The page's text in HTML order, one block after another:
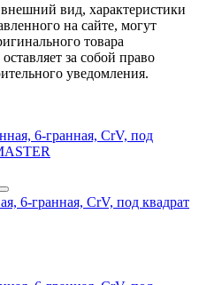
вид, характеристики
на сайте, могут
товара
за собой право
уведомления.
6-гранная, СrV, под квадрат